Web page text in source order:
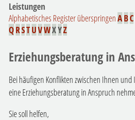
Leistungen
Alphabetisches Register überspringenABC
Q RSTUVWXYZ
Erziehungsberatung in
Bei häufigen Konflikten zwischen Ihnen
eine Erziehungsberatung in Anspruch
Sie soll helfen,